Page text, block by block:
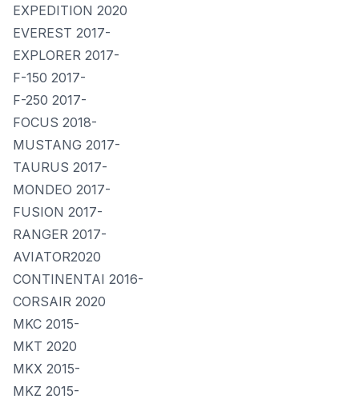
EXPEDITION 2020
EVEREST 2017-
EXPLORER 2017-
F-150 2017-
F-250 2017-
FOCUS 2018-
MUSTANG 2017-
TAURUS 2017-
MONDEO 2017-
FUSION 2017-
RANGER 2017-
AVIATOR2020
CONTINENTAI 2016-
CORSAIR 2020
MKC 2015-
MKT 2020
MKX 2015-
MKZ 2015-